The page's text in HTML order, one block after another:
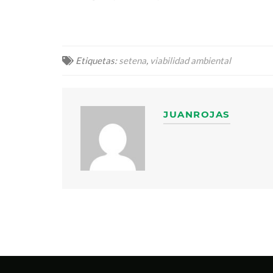
Etiquetas:setena, viabilidad ambiental
JUANROJAS